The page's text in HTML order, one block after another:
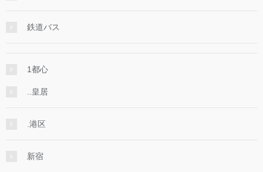
鉄道バス
1都心
..皇居
.港区
新宿